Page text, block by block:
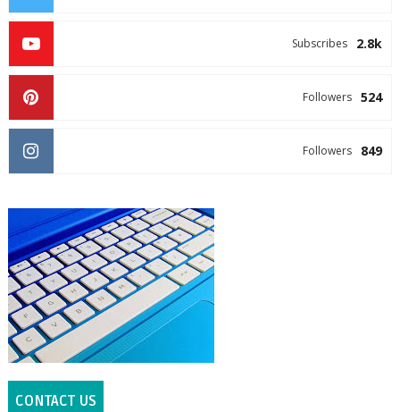
2.8k
Subscribes
524
Followers
849
Followers
CONTACT US